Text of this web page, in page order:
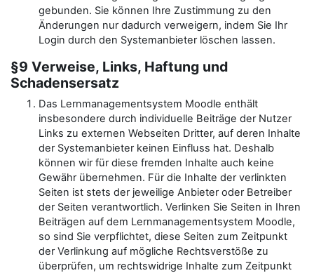
gebunden. Sie können Ihre Zustimmung zu den
Änderungen nur dadurch verweigern, indem Sie Ihr
Login durch den Systemanbieter löschen lassen.
§9 Verweise, Links, Haftung und
Schadensersatz
Das Lernmanagementsystem Moodle enthält
insbesondere durch individuelle Beiträge der Nutzer
Links zu externen Webseiten Dritter, auf deren Inhalte
der Systemanbieter keinen Einfluss hat. Deshalb
können wir für diese fremden Inhalte auch keine
Gewähr übernehmen. Für die Inhalte der verlinkten
Seiten ist stets der jeweilige Anbieter oder Betreiber
der Seiten verantwortlich. Verlinken Sie Seiten in Ihren
Beiträgen auf dem Lernmanagementsystem Moodle,
so sind Sie verpflichtet, diese Seiten zum Zeitpunkt
der Verlinkung auf mögliche Rechtsverstöße zu
überprüfen, um rechtswidrige Inhalte zum Zeitpunkt